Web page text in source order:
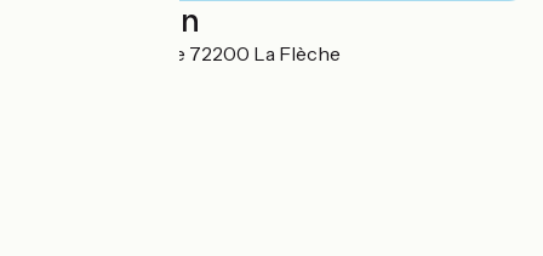
Localisation
895 Route du Lude 72200 La Flèche